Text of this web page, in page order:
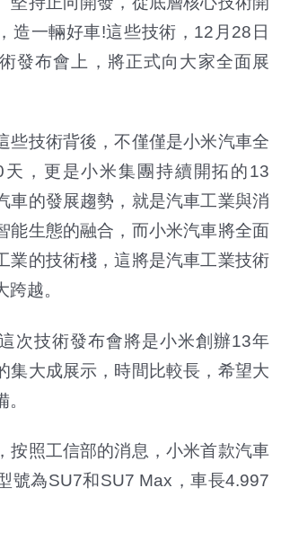
造一輛好車!這些技術，12月28日
發布會上，將正式向大家全面展
技術背後，不僅僅是小米汽車全
天，更是小米集團持續開拓的13
車的發展趨勢，就是汽車工業與消
能生態的融合，而小米汽車將全面
業的技術棧，這將是汽車工業技術
越。
次技術發布會將是小米創辦13年
集大成展示，時間比較長，希望大
照工信部的消息，小米首款汽車
號為SU7和SU7 Max，車長4.997